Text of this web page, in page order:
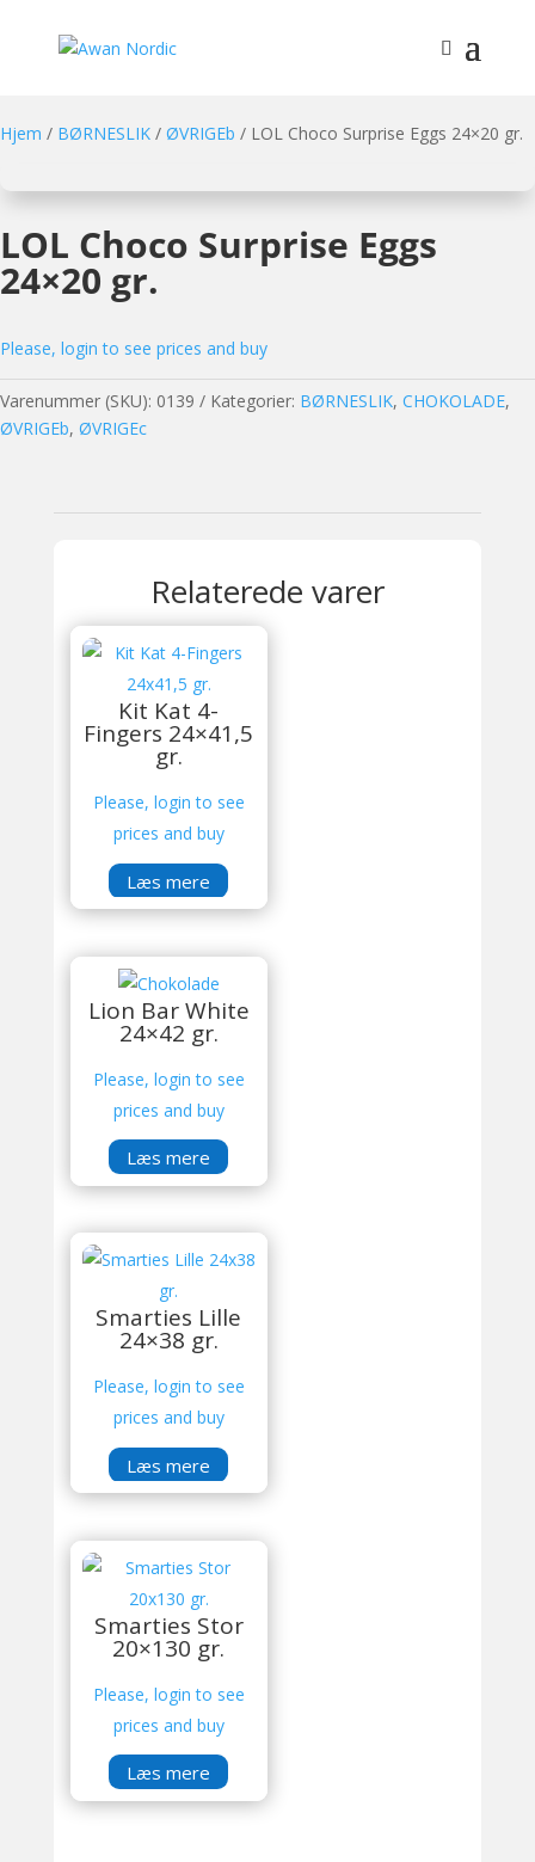
Hjem / BØRNESLIK / ØVRIGEb / LOL Choco Surprise Eggs 24×20 gr.
LOL Choco Surprise Eggs
24×20 gr.
Please, login to see prices and buy
Varenummer (SKU): 0139 Kategorier: BØRNESLIK, CHOKOLADE,
ØVRIGEb, ØVRIGEc
Relaterede varer
Kit Kat 4-
Fingers 24×41,5
gr.
Please, login to see
prices and buy
Læs mere
Lion Bar White
24×42 gr.
Please, login to see
prices and buy
Læs mere
Smarties Lille
24×38 gr.
Please, login to see
prices and buy
Læs mere
Smarties Stor
20×130 gr.
Please, login to see
prices and buy
Læs mere